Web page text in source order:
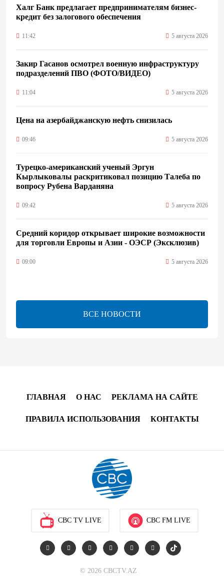
Халг Банк предлагает предпринимателям бизнес-
кредит без залогового обеспечения
11:42 5 августа 2026
Закир Гасанов осмотрел военную инфраструктуру
подразделений ПВО (ФОТО/ВИДЕО)
11:04 5 августа 2026
Цена на азербайджанскую нефть cнизилась
09:46 5 августа 2026
Турецко-американский ученый Эргун
Кырлыковалы раскритиковал позицию Талеба по
вопросу Рубена Варданяна
09:42 5 августа 2026
Средний коридор открывает широкие возможности
для торговли Европы и Азии - ОЭСР (Эксклюзив)
09:00 5 августа 2026
платежи превращаются в инфраструктуру роста
Эмир Катара обсудил с Трампом ситуацию вокруг
В Физулинском районе вспыхнул пожар на
Иран и Оман продолжают переговоры по
безопасному маршруту в Ормузском проливе -
4 августа 2026
ВСЕ НОВОСТИ
ГЛАВНАЯ О НАС РЕКЛАМА НА САЙТЕ
ПРАВИЛА ИСПОЛЬЗОВАНИЯ КОНТАКТЫ
CBC TV LIVE CBC FM LIVE
© 2026 CBCTV.AZ